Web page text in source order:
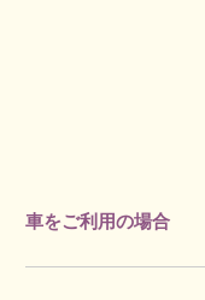
車をご利用の場合